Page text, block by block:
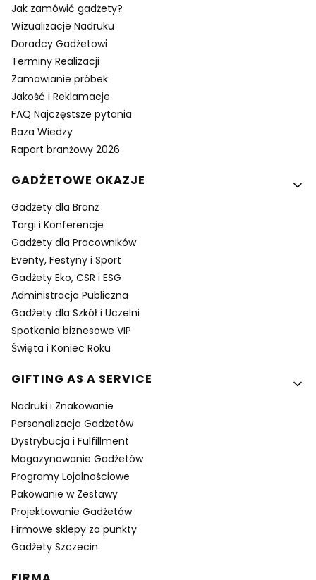
Jak zamówić gadżety?
Wizualizacje Nadruku
Doradcy Gadżetowi
Terminy Realizacji
Zamawianie próbek
Jakość i Reklamacje
FAQ Najczęstsze pytania
Baza Wiedzy
Raport branżowy 2026
GADŻETOWE OKAZJE
Gadżety dla Branż
Targi i Konferencje
Gadżety dla Pracowników
Eventy, Festyny i Sport
Gadżety Eko, CSR i ESG
Administracja Publiczna
Gadżety dla Szkół i Uczelni
Spotkania biznesowe VIP
Święta i Koniec Roku
GIFTING AS A SERVICE
Nadruki i Znakowanie
Personalizacja Gadżetów
Dystrybucja i Fulfillment
Magazynowanie Gadżetów
Programy Lojalnościowe
Pakowanie w Zestawy
Projektowanie Gadżetów
Firmowe sklepy za punkty
Gadżety Szczecin